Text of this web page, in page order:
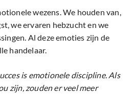
wezens. We houden van,
we ervaren hebzucht en we
Al deze emoties zijn de
handelaar.
is emotionele discipline. Als
zijn, zouden er veel meer